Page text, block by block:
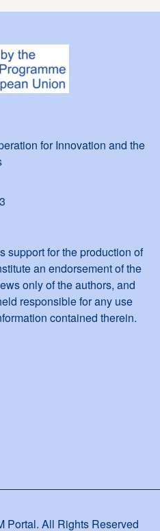
for Innovation and the
support for the production of
an endorsement of the
only of the authors, and
responsible for any use
contained therein.
All Rights Reserved